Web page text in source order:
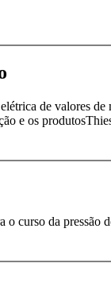
de valores de
e os
o curso da